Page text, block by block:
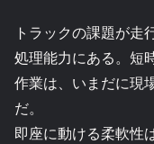
トラックの課題が走
処理能力にある。短
作業は、いまだに現
だ。
即座に動ける柔軟性